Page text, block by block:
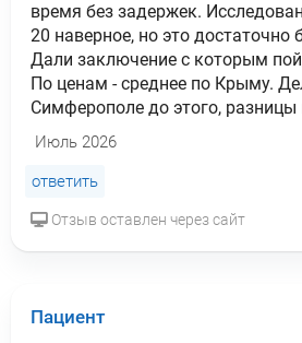
время без задержек.
20 наверное, но это
Дали заключение с которым
По ценам - среднее по Крыму.
Симферополе до этого, разницы
Июль 2026
ответить
Отзыв оставлен через сайт
Пациент